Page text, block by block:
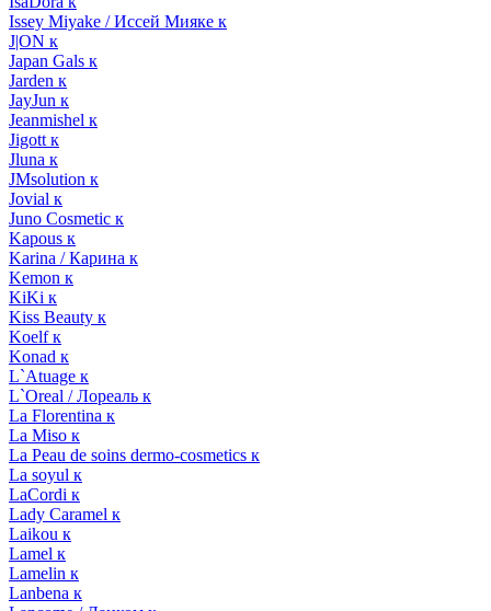
Issey Miyake / Иссей Мияке к
J|ON к
Japan Gals к
Jarden к
JayJun к
Jeanmishel к
Jigott к
Jluna к
JMsolution к
Jovial к
Juno Cosmetic к
Kapous к
Karina / Карина к
Kemon к
KiKi к
Kiss Beauty к
Koelf к
Konad к
L`Atuage к
L`Oreal / Лореаль к
La Florentina к
La Miso к
La Peau de soins dermo-cosmetics к
La soyul к
LaCordi к
Lady Caramel к
Laikou к
Lamel к
Lamelin к
Lanbena к